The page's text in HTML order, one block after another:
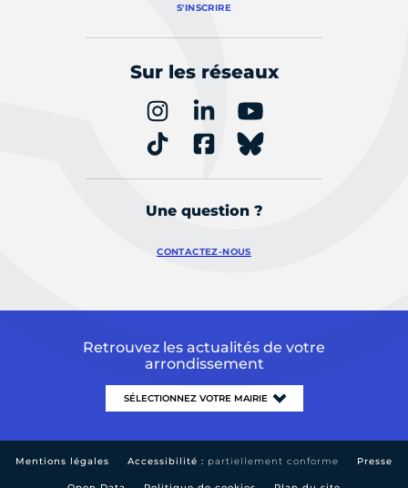
S'INSCRIRE
Sur les réseaux
Une question ?
CONTACTEZ-NOUS
Retrouvez les actualités de votre
arrondissement
Mentions légales Accessibilité : partiellement conforme Presse